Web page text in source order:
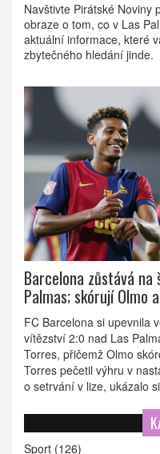
Navštivte Pirátské Noviny
obraze o tom, co v Las
aktuální informace, které
zbytečného hledání jinde.
Barcelona zůstává na
Palmas; skórují Olmo
FC Barcelona si upevnila
vítězství 2:0 nad Las
Torres, přičemž Olmo
Torres pečetil výhru v
o setrvání v lize, ukázalo
Sport (126)